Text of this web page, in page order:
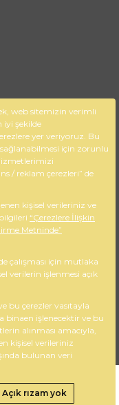
web sitemizin verimli
iyi şekilde
yer veriyoruz. Bu
için zorunlu
/ reklam çerezleri” de
kişisel verileriniz ve
“Çerezlere İlişkin
Metninde”
çalışması için mutlaka
verilerin işlenmesi açık
bu çerezler vasıtayla
binaen işlenecektir ve bu
alınması amacıyla,
kişisel verileriniz
bulunan veri
Açık rızam yok